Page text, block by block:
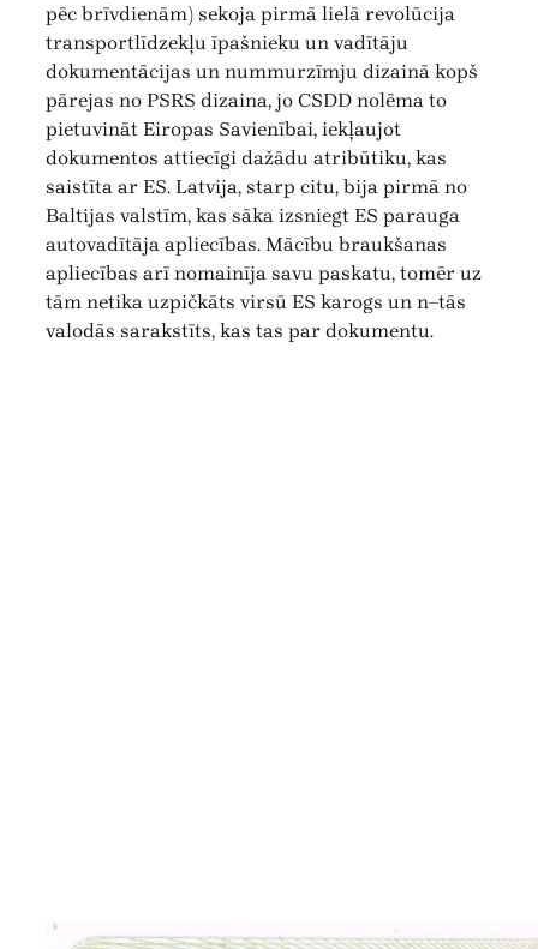
pēc brīvdienām) sekoja pirmā lielā revolūcija
transportlīdzekļu īpašnieku un vadītāju
dokumentācijas un nummurzīmju dizainā kopš
pārejas no PSRS dizaina, jo CSDD nolēma to
pietuvināt Eiropas Savienībai, iekļaujot
dokumentos attiecīgi dažādu atribūtiku, kas
saistīta ar ES. Latvija, starp citu, bija pirmā no
Baltijas valstīm, kas sāka izsniegt ES parauga
autovadītāja apliecības. Mācību braukšanas
apliecības arī nomainīja savu paskatu, tomēr uz
tām netika uzpičkāts virsū ES karogs un n–tās
valodās sarakstīts, kas tas par dokumentu.